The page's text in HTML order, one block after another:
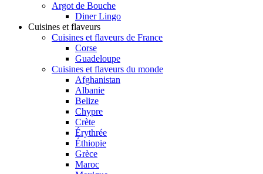
Argot de Bouche
Diner Lingo
Cuisines et flaveurs
Cuisines et flaveurs de France
Corse
Guadeloupe
Cuisines et flaveurs du monde
Afghanistan
Albanie
Belize
Chypre
Crète
Érythrée
Éthiopie
Grèce
Maroc